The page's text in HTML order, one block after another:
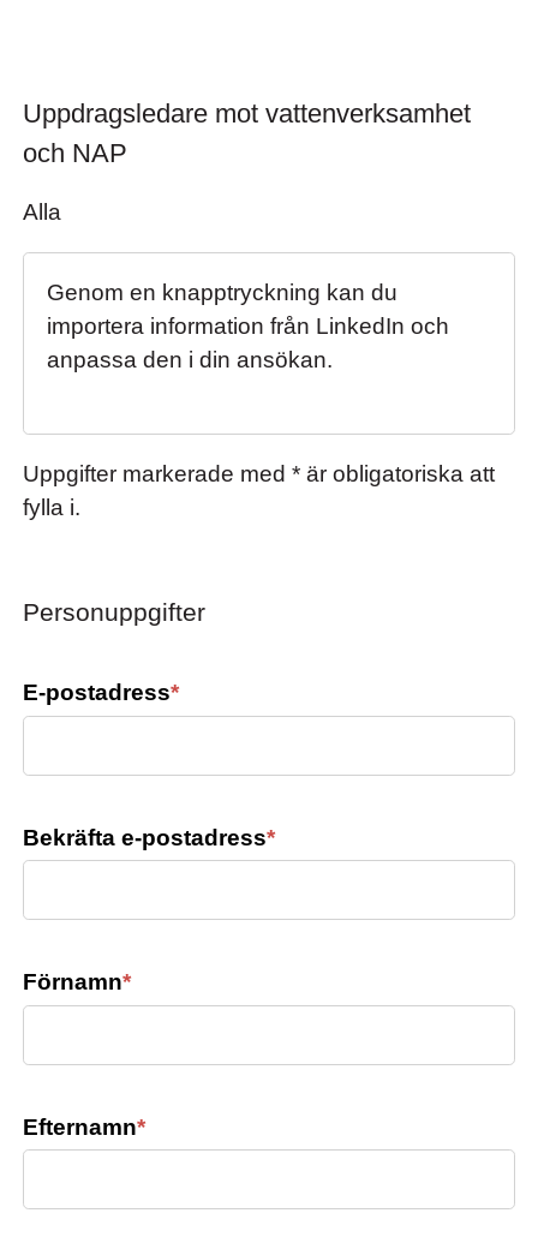
Uppdragsledare mot vattenverksamhet och
Uppdragsledare mot vattenverksamhet
och NAP
Alla
Genom en knapptryckning kan du
importera information från LinkedIn och
anpassa den i din ansökan.
Uppgifter markerade med * är obligatoriska att
fylla i.
Personuppgifter
E-postadress*
Bekräfta e-postadress*
Förnamn*
Efternamn*